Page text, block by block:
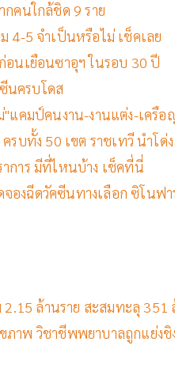
คนใกล้ชิด 9 ราย
4-5 จำเป็นหรือไม่ เช็คเลย
อนเยือนซาอุฯ ในรอบ 30 ปี
นครบโดส
"แคมป์คนงาน-งานแต่ง-เครือ
บทั้ง 50 เขต ราชเทวี นำโด่ง
การ มีที่ไหนบ้าง เช็คที่นี่
องฉีดวัคซีนทางเลือก ซิโนฟา
ล้านราย สะสมทะลุ 351
ภาพ วิชาชีพพยาบาลถูกแย่งชิ